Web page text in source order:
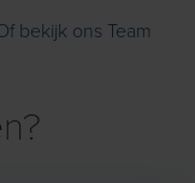
bekijk ons Team